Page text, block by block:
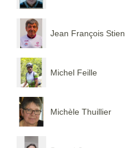
Jean François Stien
Michel Feille
Michèle Thuillier